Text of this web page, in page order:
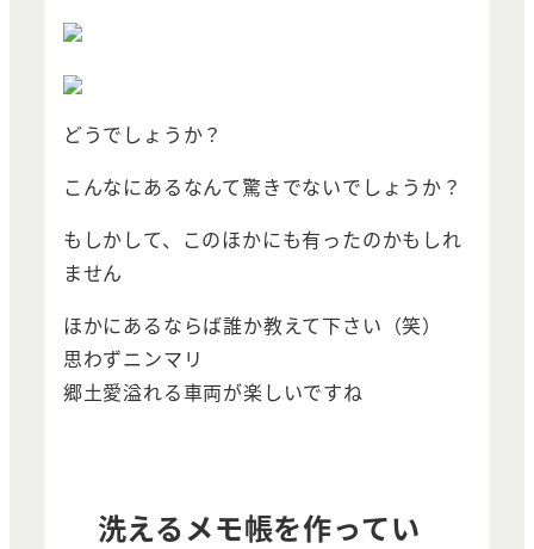
どうでしょうか？
こんなにあるなんて驚きでないでしょうか？
もしかして、このほかにも有ったのかもしれ
ません
ほかにあるならば誰か教えて下さい（笑）
思わずニンマリ
郷土愛溢れる車両が楽しいですね
洗えるメモ帳を作ってい